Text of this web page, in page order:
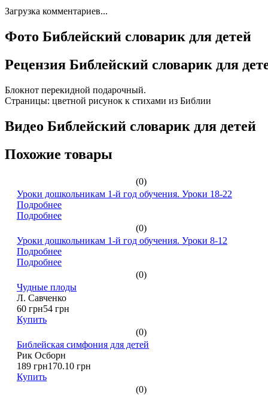
Загрузка комментариев...
Фото Библейский словарик для детей
Рецензия Библейский словарик для
Блокнот перекидной подарочный.
Страницы: цветной рисунок к стихами из Библии
Видео Библейский словарик для детей
Похожие товары
(0)
Уроки дошкольникам 1-й год обучения. Уроки 18-22
Подробнее
Подробнее
(0)
Уроки дошкольникам 1-й год обучения. Уроки 8-12
Подробнее
Подробнее
(0)
Чудные плоды
Л. Савченко
60 грн54 грн
Купить
(0)
Библейская симфония для детей
Рик Осборн
189 грн170.10 грн
Купить
(0)